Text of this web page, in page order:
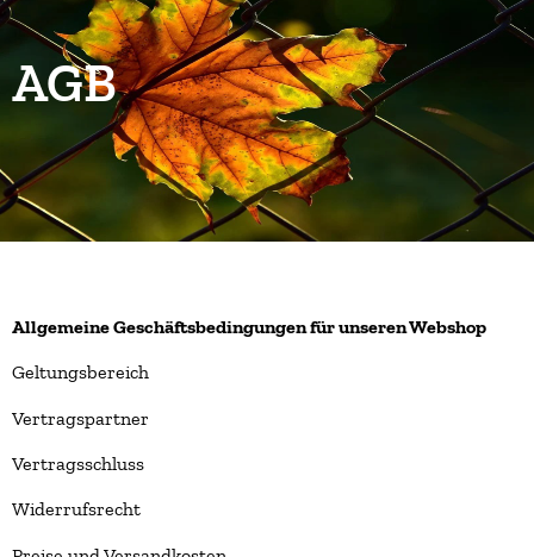
AGB
Allgemeine Geschäftsbedingungen für unseren Webshop
Geltungsbereich
Vertragspartner
Vertragsschluss
Widerrufsrecht